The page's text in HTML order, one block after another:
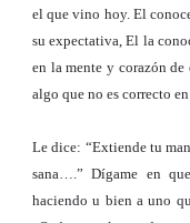
el que vino hoy. El
su expectativa, El la
en la mente y corazón de
algo que no es correcto
Le dice: “Extiende tu
sana….” Dígame en
haciendo u bien a uno